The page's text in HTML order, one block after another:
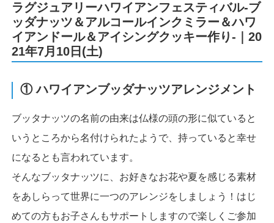
ラグジュアリーハワイアンフェスティバル-ブ
ッダナッツ＆アルコールインクミラー＆ハワ
イアンドール＆アイシングクッキー作り-｜20
21年7月10日(土)
① ハワイアンブッダナッツアレンジメント
ブッタナッツの名前の由来は仏様の頭の形に似ていると
いうところから名付けられたようで、持っていると幸せ
になるとも言われています。
そんなブッタナッツに、お好きなお花や夏を感じる素材
をあしらって世界に一つのアレンジをしましょう！はじ
めての方もお子さんもサポートしますので楽しくご参加